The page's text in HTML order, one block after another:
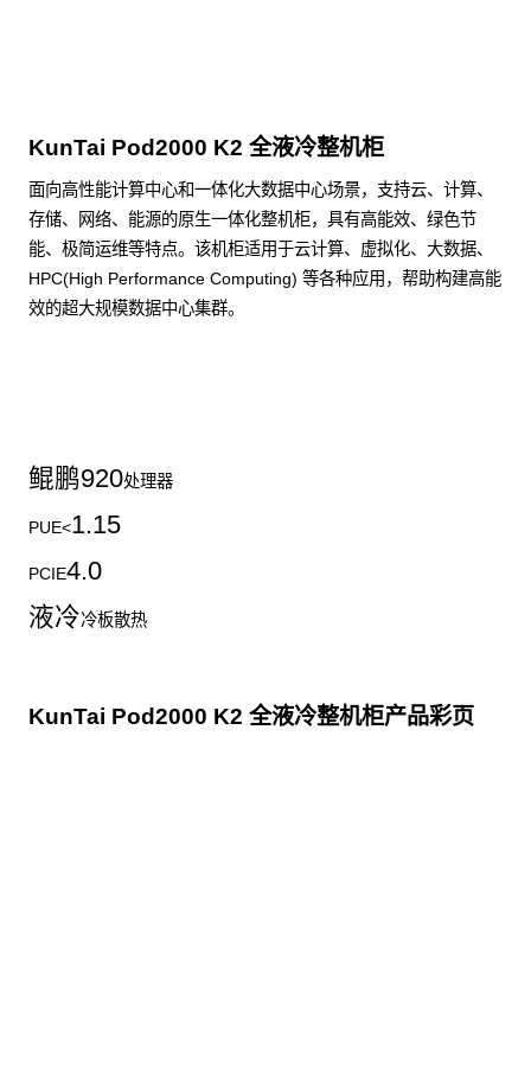
KunTai Pod2000 K2 全液冷整机柜
面向高性能计算中心和一体化大数据中心场景，支持云、计算、
存储、网络、能源的原生一体化整机柜，具有高能效、绿色节
能、极简运维等特点。该机柜适用于云计算、虚拟化、大数据、
HPC(High Performance Computing) 等各种应用，帮助构建高能
效的超大规模数据中心集群。
鲲鹏920处理器
PUE<1.15
PCIE4.0
液冷冷板散热
KunTai Pod2000 K2 全液冷整机柜产品彩页